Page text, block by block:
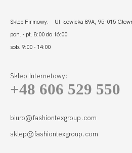
Sklep Firmowy: Ul. Łowicka 89A, 95-015
pon. - pt. 8:00 do 16:00
sob. 9:00 - 14:00
Sklep Internetowy:
+48 606 529 550
biuro@fashiontexgroup.com
sklep@fashiontexgroup.com